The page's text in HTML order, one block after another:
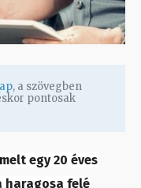
, a szövegben
pontosak
egy 20 éves
haragosa felé